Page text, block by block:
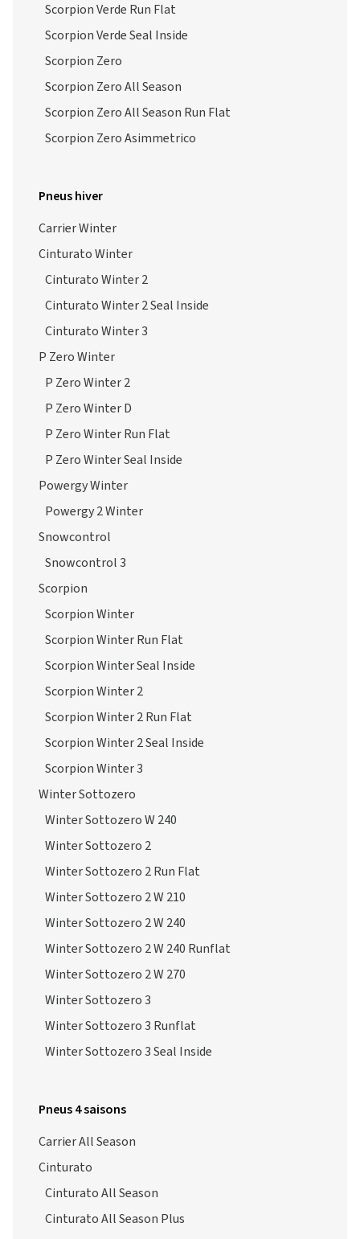
Scorpion Verde Run Flat
Scorpion Verde Seal Inside
Scorpion Zero
Scorpion Zero All Season
Scorpion Zero All Season Run Flat
Scorpion Zero Asimmetrico
Pneus hiver
Carrier Winter
Cinturato Winter
Cinturato Winter 2
Cinturato Winter 2 Seal Inside
Cinturato Winter 3
P Zero Winter
P Zero Winter 2
P Zero Winter D
P Zero Winter Run Flat
P Zero Winter Seal Inside
Powergy Winter
Powergy 2 Winter
Snowcontrol
Snowcontrol 3
Scorpion
Scorpion Winter
Scorpion Winter Run Flat
Scorpion Winter Seal Inside
Scorpion Winter 2
Scorpion Winter 2 Run Flat
Scorpion Winter 2 Seal Inside
Scorpion Winter 3
Winter Sottozero
Winter Sottozero W 240
Winter Sottozero 2
Winter Sottozero 2 Run Flat
Winter Sottozero 2 W 210
Winter Sottozero 2 W 240
Winter Sottozero 2 W 240 Runflat
Winter Sottozero 2 W 270
Winter Sottozero 3
Winter Sottozero 3 Runflat
Winter Sottozero 3 Seal Inside
Pneus 4 saisons
Carrier All Season
Cinturato
Cinturato All Season
Cinturato All Season Plus